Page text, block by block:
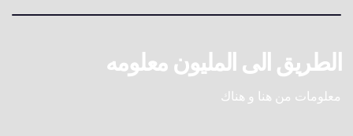
الطريق الى المليون معلومه
معلومات من هنا و هناك